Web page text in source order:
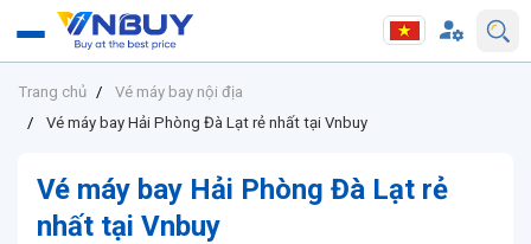
Trang chủ
Vé máy bay nội địa
Vé máy bay Hải Phòng Đà Lạt rẻ nhất tại Vnbuy
Vé máy bay Hải Phòng Đà Lạt rẻ
nhất tại Vnbuy